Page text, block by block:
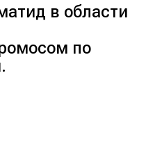
в области
по